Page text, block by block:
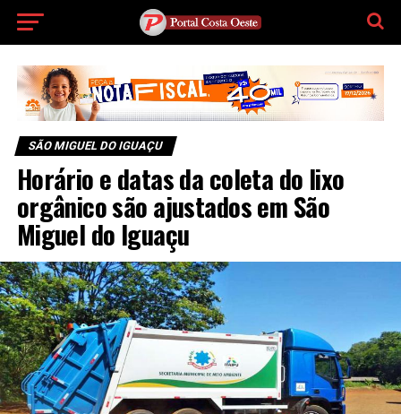
SÃO MIGUEL DO IGUAÇU
Horário e datas da coleta do lixo
orgânico são ajustados em São
Miguel do Iguaçu